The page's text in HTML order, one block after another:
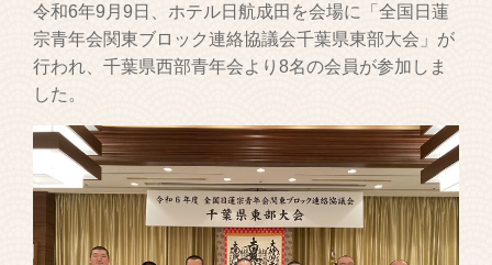
令和6年9月9日、ホテル日航成田を会場に「全国日蓮
宗青年会関東ブロック連絡協議会千葉県東部大会」が
行われ、千葉県西部青年会より8名の会員が参加しま
した。